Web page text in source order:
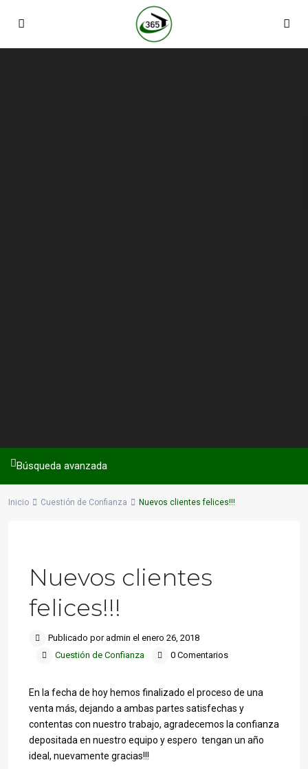
Búsqueda avanzada
Inicio Cuestión de Confianza Nuevos clientes felices!!!
Nuevos clientes
felices!!!
Publicado por admin el enero 26, 2018
Cuestión de Confianza
0 Comentarios
En la fecha de hoy hemos finalizado el proceso de una
venta más, dejando a ambas partes satisfechas y
contentas con nuestro trabajo, agradecemos la confianza
depositada en nuestro equipo y espero tengan un año
ideal, nuevamente gracias!!!